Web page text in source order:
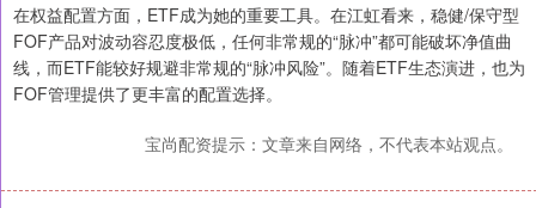
在权益配置方面，ETF成为她的重要工具。在江虹看来，稳健/保守型
FOF产品对波动容忍度极低，任何非常规的“脉冲”都可能破坏净值曲
线，而ETF能较好规避非常规的“脉冲风险”。随着ETF生态演进，也为
FOF管理提供了更丰富的配置选择。
宝尚配资提示：文章来自网络，不代表本站观点。